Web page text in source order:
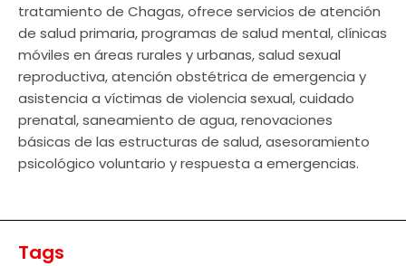
tratamiento de Chagas, ofrece servicios de atención
de salud primaria, programas de salud mental, clínicas
móviles en áreas rurales y urbanas, salud sexual
reproductiva, atención obstétrica de emergencia y
asistencia a víctimas de violencia sexual, cuidado
prenatal, saneamiento de agua, renovaciones
básicas de las estructuras de salud, asesoramiento
psicológico voluntario y respuesta a emergencias.
Tags